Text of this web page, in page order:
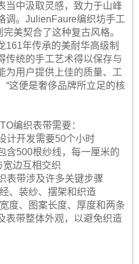
当中汲取灵感，致力于山峰
调。JulienFaure编织坊手工
美契合了这种复古风格。
161年传承的美耐华高级制
传统的手工艺术得以保存与
为用户提供上佳的质量、工
“这便是奢侈品牌所立足的核
编织表带需要：
计开发需要50个小时
含500根纱线，每一厘米的
边互相交织
表带涉及许多关键步骤
、装纱、摆架和织造
度、图案长度、厚度和两条
表带整体外观，以避免织造